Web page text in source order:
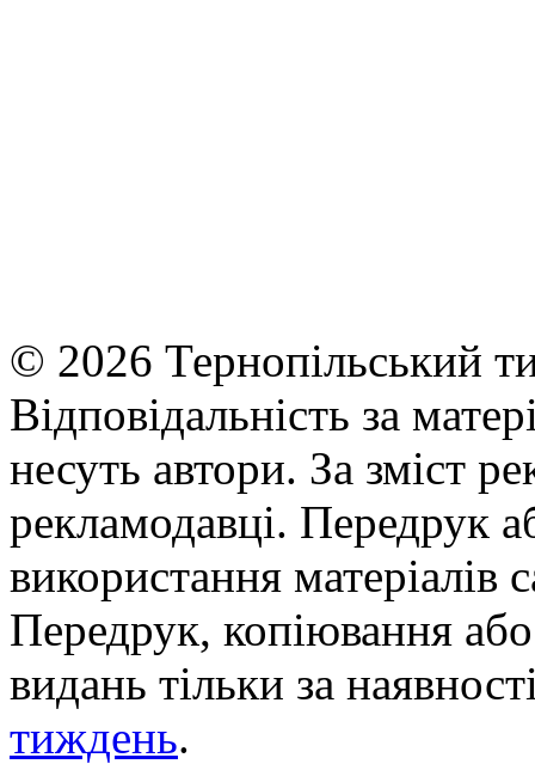
© 2026 Тернопільський
Відповідальність за
несуть автори. За зміст
рекламодавці. Передрук
використання матеріалів
Передрук, копіювання
видань тільки за
тиждень.